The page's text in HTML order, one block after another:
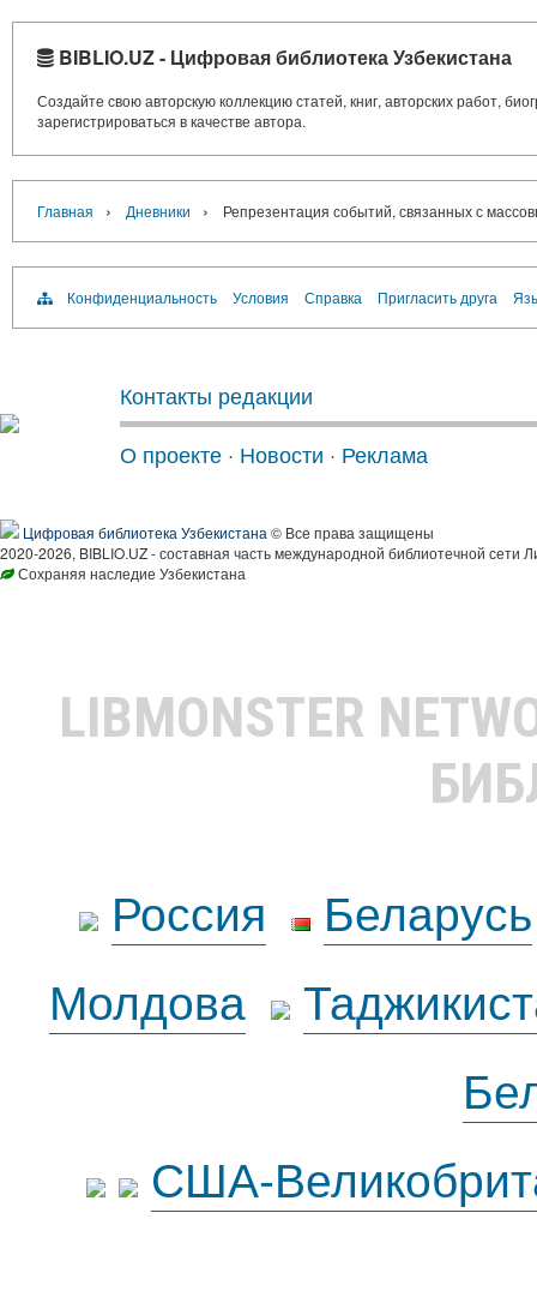
BIBLIO.UZ - Цифровая библиотека Узбекистана
Создайте свою авторскую коллекцию статей, книг, авторских работ,
зарегистрироваться в качестве автора.
Главная › Дневники › Репрезентация событий, связанных с
Конфиденциальность Условия Справка Пригласить друга
Контакты редакции
О проекте · Новости · Реклама
Цифровая библиотека Узбекистана © Все права защищены
2020-2026, BIBLIO.UZ - составная часть международной библиотечной сети
Сохраняя наследие Узбекистана
LIBMONSTER
Россия
Беларусь
Молдова
США-